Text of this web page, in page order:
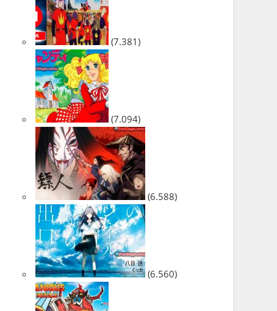
(7.381)
(7.094)
(6.588)
(6.560)